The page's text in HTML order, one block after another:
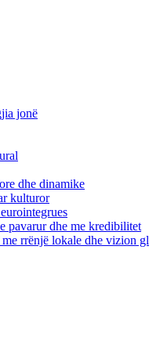
jonë
dhe dinamike
kulturor
pavarur dhe me kredibilitet
rrënjë lokale dhe vizion